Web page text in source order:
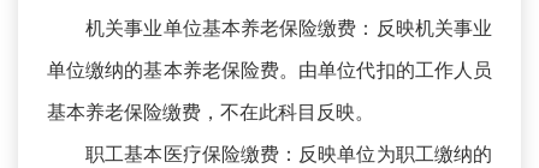
机关事业单位基本养老保险缴费：反映机关事业
单位缴纳的基本养老保险费。由单位代扣的工作人员
基本养老保险缴费，不在此科目反映。
职工基本医疗保险缴费：反映单位为职工缴纳的